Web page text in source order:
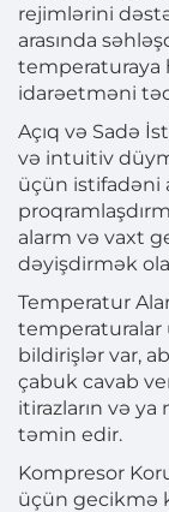
rejimlərini
arasında
temperaturaya
idarəetməni
Açıq və Sadə
və intuitiv
üçün istifadəni
alarm və vaxt
dəyişdirmək
Temperatur
temperaturalar
bildirişlər var,
çabuk cavab
itirazların və
təmin edir.
Kompresor
üçün gecikmə